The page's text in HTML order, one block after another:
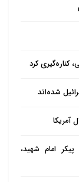
کناره‌گیری کرد
شده‌اند
آمریکا
امام شهید،